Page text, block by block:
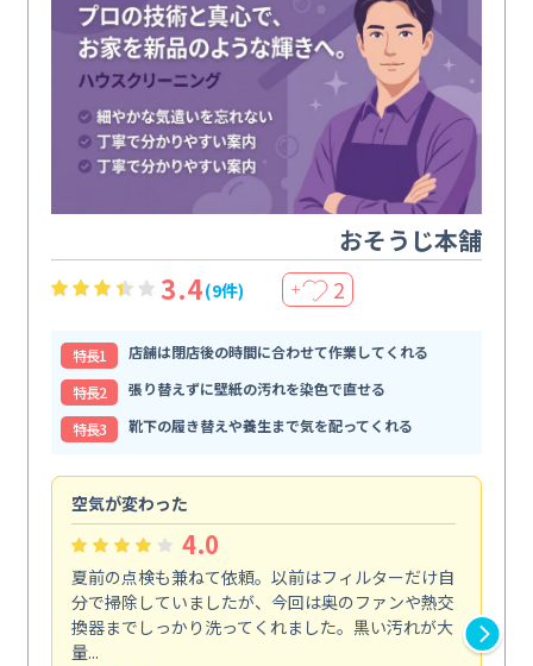
おそうじ本舗
3.4(9件) ＋ 2
特⻑1
店舗は閉店後の時間に合わせて作業してくれる
特⻑2
張り替えずに壁紙の汚れを染色で直せる
特⻑3
靴下の履き替えや養生まで気を配ってくれる
空気が変わった
4.0
夏前の点検も兼ねて依頼。以前はフィルターだけ自
分で掃除していましたが、今回は奥のファンや熱交
換器までしっかり洗ってくれました。黒い汚れが大
量...